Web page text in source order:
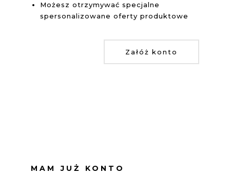
MAM JUŻ KONTO
Załóż konto
Możesz otrzymywać specjalne
spersonalizowane oferty produktowe